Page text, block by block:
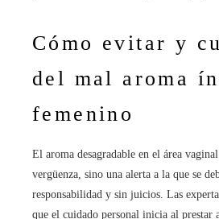
Cómo evitar y
del mal aroma
femenino
El aroma desagradable en el área
vergüenza, sino una alerta a la que se
responsabilidad y sin juicios. Las
que el cuidado personal inicia al prestar